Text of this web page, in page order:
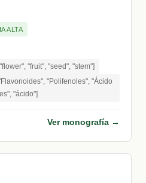
ALTA
"fruit", "seed", "stem"]
"Polifenoles", "Ácido
"ácido"]
Ver monografía →